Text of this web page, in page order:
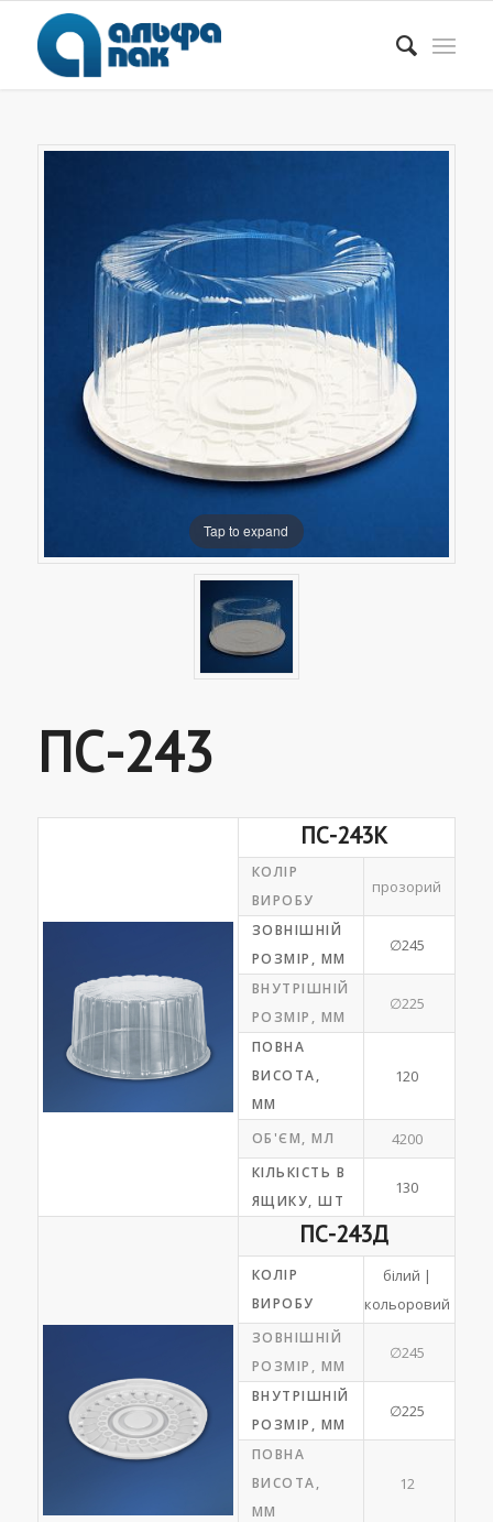
Tap to expand
ПС-243
ПС-243К
КОЛІР
ВИРОБУ
прозорий
ЗОВНІШНІЙ
РОЗМІР, ММ
∅245
ВНУТРІШНІЙ
РОЗМІР, ММ
∅225
ПОВНА
ВИСОТА,
ММ
120
ОБ'ЄМ, МЛ 4200
КІЛЬКІСТЬ В
ЯЩИКУ, ШТ
130
ПС-243Д
КОЛІР
ВИРОБУ
білий |
кольоровий
ЗОВНІШНІЙ
РОЗМІР, ММ
∅245
ВНУТРІШНІЙ
РОЗМІР, ММ
∅225
ПОВНА
ВИСОТА,
ММ
12